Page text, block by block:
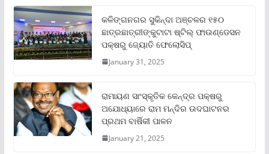
କଳିଙ୍ଗନଗର ସୁକିନ୍ଦା ଅଞ୍ଚଳର ୧୫୦
ଛାତ୍ରଛାତ୍ରୀଙ୍କୁଟାଟା ଷ୍ଟିଲ୍ ଫାଉଣ୍ଡେସନ
ପକ୍ଷରୁ ଜ୍ୟୋତି ଫେଲୋସିପ୍‌
January 31, 2025
ରାମାୟଣ ସାଂସ୍କୃତିକ କେନ୍ଦ୍ର ପକ୍ଷରୁ
ଅଯୋଧ୍ୟାରେ ରାମ ମନ୍ଦିର ଉଦଘାଟନର
ପ୍ରଥମ ବାର୍ଷିକୀ ପାଳନ
January 21, 2025